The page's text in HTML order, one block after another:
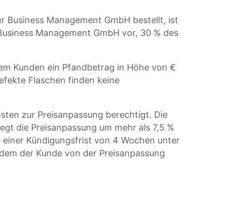
Business Management GmbH bestellt, ist
Management GmbH vor, 30 % des
Kunden ein Pfandbetrag in Höhe von €
Flaschen finden keine
zur Preisanpassung berechtigt. Die
die Preisanpassung um mehr als 7,5 %
Kündigungsfrist von 4 Wochen unter
der Kunde von der Preisanpassung